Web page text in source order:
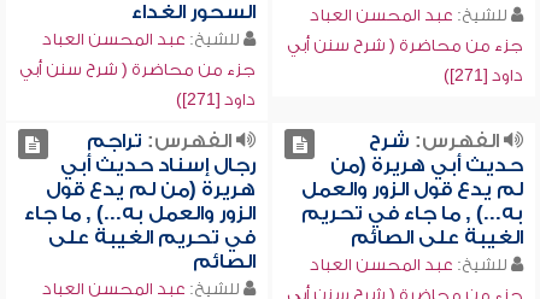
للشيخ: عبد المحسن العباد
جزء من محاضرة ( شرح سنن أبي
داود [271])
السحور الغداء
للشيخ: عبد المحسن العباد
جزء من محاضرة ( شرح سنن أبي
داود [271])
الفهرس: شرح
حديث أبي هريرة (من
لم يدع قول الزور والعمل
به...) , ما جاء في تحريم
الغيبة على الصائم
للشيخ: عبد المحسن العباد
جزء من محاضرة ( شرح سنن أبي
الفهرس: تراجم
رجال إسناد حديث أبي
هريرة (من لم يدع قول
الزور والعمل به...) , ما جاء
في تحريم الغيبة على
الصائم
للشيخ: عبد المحسن العباد